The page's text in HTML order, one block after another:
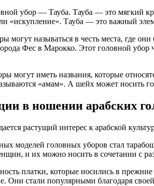
убор — Тауба. Тауба — это мягкий
«искупление». Тауба — это важный
могут называться в честь места, где
Фес в Марокко. Этот головной
могут иметь названия, которые
«амам». А шейх может носить
в ношении арабских
растущий интерес к арабской
моделей головных уборов стал
и их можно носить в сочетании с
платки, которые носились в
Они стали популярными благодаря